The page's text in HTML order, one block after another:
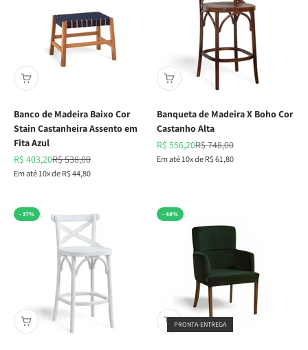
Banco de Madeira Baixo Cor
Stain Castanheira Assento em
Fita Azul
Preço promocional
R$ 403,20Preço normal
R$ 538,00
Em até 10x de R$ 44,80
Banqueta de Madeira X Boho Cor
Castanho Alta
Preço promocional
R$ 556,20Preço normal
R$ 748,00
Em até 10x de R$ 61,80
- 17% - 48%
PRONTA-ENTREGA